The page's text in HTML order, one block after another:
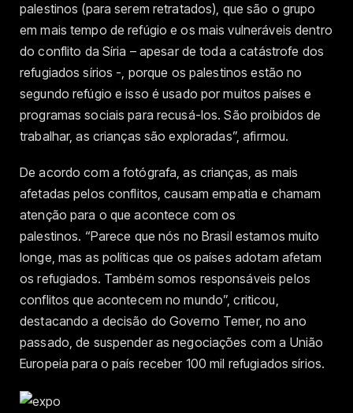
palestinos (para serem retratados), que são o grupo
em mais tempo de refúgio e os mais vulneráveis dentro
do conflito da Síria – apesar de toda a catástrofe dos
refugiados sírios -, porque os palestinos estão no
segundo refúgio e isso é usado por muitos países e
programas sociais para recusá-los. São proibidos de
trabalhar, as crianças são exploradas”, afirmou.
De acordo com a fotógrafa, as crianças, as mais
afetadas pelos conflitos, causam empatia e chamam
atenção para o que acontece com os
palestinos. “Parece que nós no Brasil estamos muito
longe, mas as políticas que os países adotam afetam
os refugiados. Também somos responsáveis pelos
conflitos que acontecem no mundo”, criticou,
destacando a decisão do Governo Temer, no ano
passado, de suspender as negociações com a União
Europeia para o país receber 100 mil refugiados sírios.